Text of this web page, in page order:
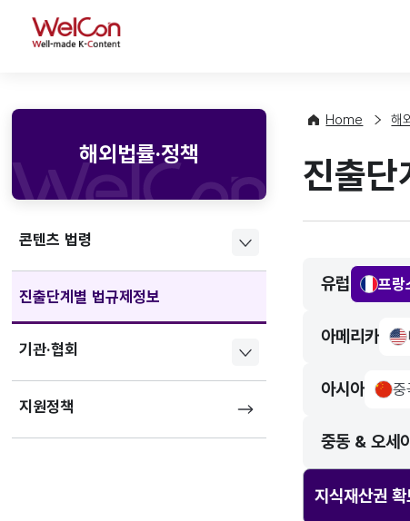
WelCon
해외법률·정책
콘텐츠 법령
진출단계별 법규제정보
기관·협회
지원정책
Home 해
진출단
유럽 프랑
아메리카
아시아 중
중동 & 오세
지식재산권 확